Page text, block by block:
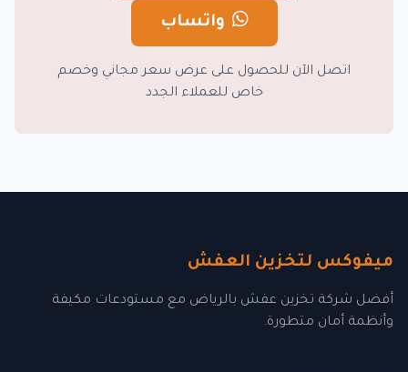
واتساب
اتصل الآن للحصول على عرض سعر مجاني وخصم
خاص للعملاء الجدد
ميفوكس لتخزين العفش
أفضل شركة تخزين عفش بالرياض مع مستودعات مكيفة
وأنظمة أمان متطورة.